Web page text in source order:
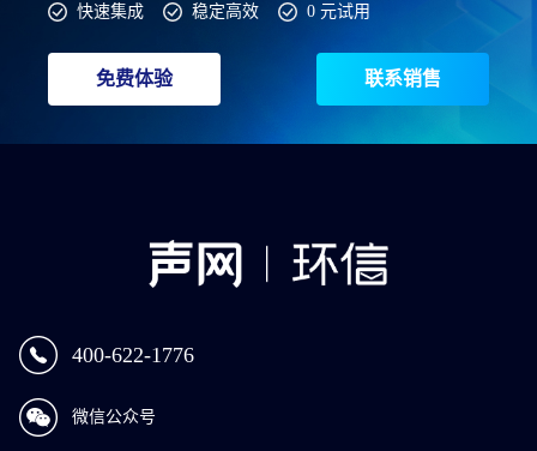
快速集成 稳定高效 0 元试用
免费体验 联系销售
400-622-1776
微信公众号